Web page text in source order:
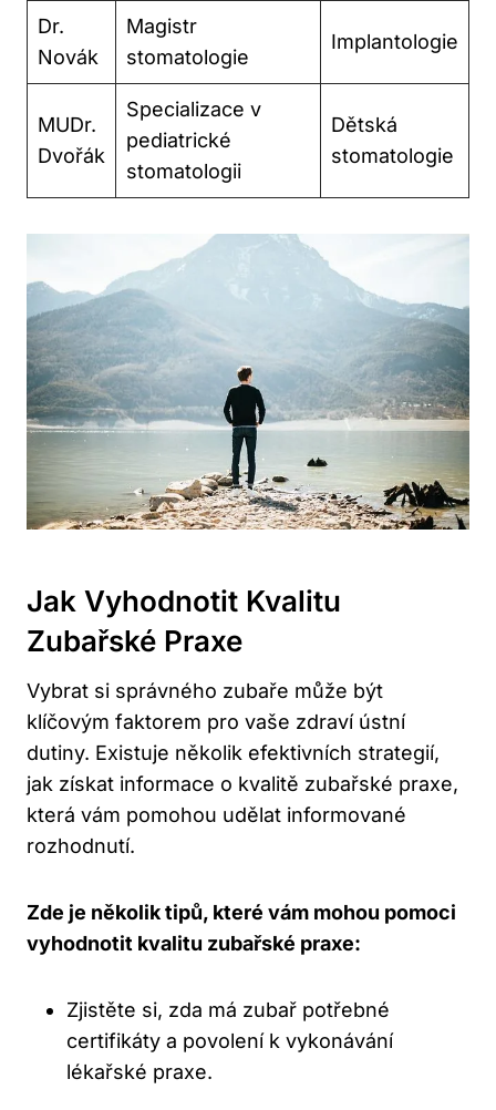
Dr.
Novák
Magistr
stomatologie
Implantologie
MUDr.
Dvořák
Specializace v
pediatrické
stomatologii
Dětská
stomatologie
Jak Vyhodnotit Kvalitu
Zubařské Praxe
Vybrat si správného zubaře může být
klíčovým faktorem pro vaše zdraví ústní
dutiny. Existuje několik efektivních strategií,
jak získat informace o kvalitě zubařské praxe,
která vám pomohou udělat informované
rozhodnutí.
Zde je několik tipů, které vám mohou pomoci
vyhodnotit kvalitu zubařské praxe:
Zjistěte si, zda má zubař potřebné
certifikáty a povolení k vykonávání
lékařské praxe.